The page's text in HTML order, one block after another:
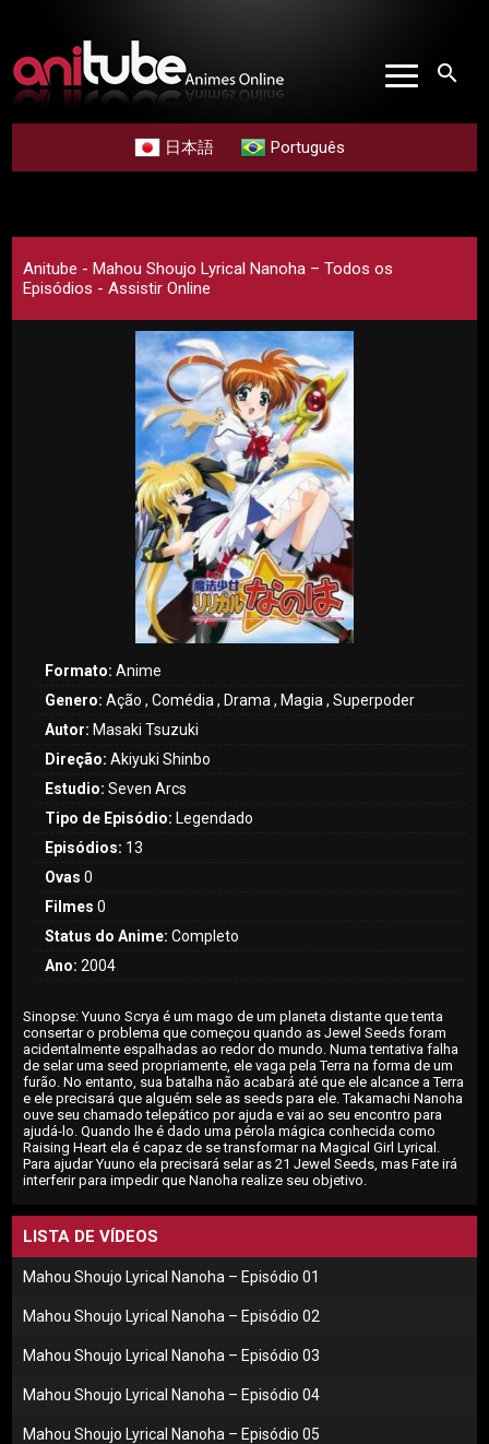
search
日本語 Português
Anitube - Mahou Shoujo Lyrical Nanoha – Todos os
Episódios - Assistir Online
Formato: Anime
Genero: Ação , Comédia , Drama , Magia , Superpoder
Autor: Masaki Tsuzuki
Direção: Akiyuki Shinbo
Estudio: Seven Arcs
Tipo de Episódio: Legendado
Episódios: 13
Ovas 0
Filmes 0
Status do Anime: Completo
Ano: 2004
Sinopse: Yuuno Scrya é um mago de um planeta distante que tenta
consertar o problema que começou quando as Jewel Seeds foram
acidentalmente espalhadas ao redor do mundo. Numa tentativa falha
de selar uma seed propriamente, ele vaga pela Terra na forma de um
furão. No entanto, sua batalha não acabará até que ele alcance a Terra
e ele precisará que alguém sele as seeds para ele. Takamachi Nanoha
ouve seu chamado telepático por ajuda e vai ao seu encontro para
ajudá-lo. Quando lhe é dado uma pérola mágica conhecida como
Raising Heart ela é capaz de se transformar na Magical Girl Lyrical.
Para ajudar Yuuno ela precisará selar as 21 Jewel Seeds, mas Fate irá
interferir para impedir que Nanoha realize seu objetivo.
LISTA DE VÍDEOS
Mahou Shoujo Lyrical Nanoha – Episódio 01
Mahou Shoujo Lyrical Nanoha – Episódio 02
Mahou Shoujo Lyrical Nanoha – Episódio 03
Mahou Shoujo Lyrical Nanoha – Episódio 04
Mahou Shoujo Lyrical Nanoha – Episódio 05